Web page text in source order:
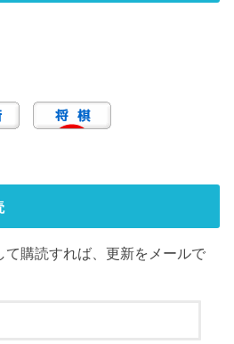
て購読すれば、更新をメールで